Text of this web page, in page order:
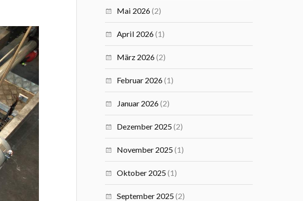
Mai 2026(2)
April 2026(1)
März 2026(2)
Februar 2026(1)
Januar 2026(2)
Dezember 2025(2)
November 2025(1)
Oktober 2025(1)
September 2025(2)